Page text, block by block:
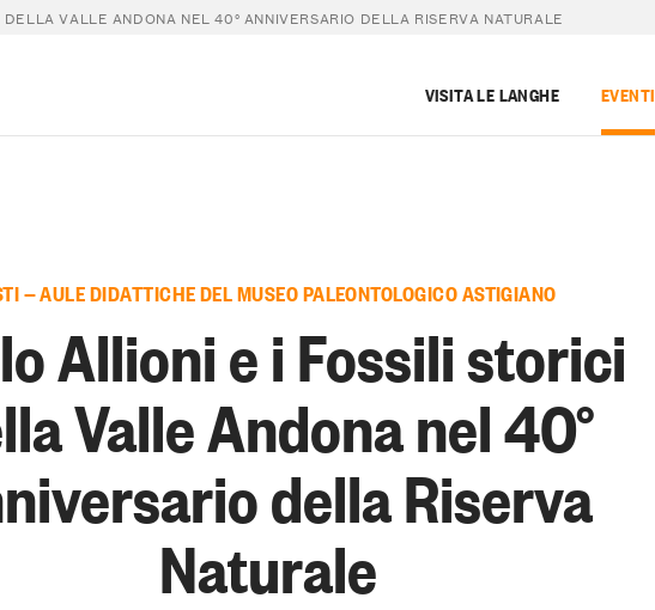
VALLE ANDONA NEL 40° ANNIVERSARIO DELLA RISERVA NATURALE
VISITA LE LANGHE EVENTI
— AULE DIDATTICHE DEL MUSEO PALEONTOLOGICO ASTIGIANO
Allioni e i Fossili storici
Valle Andona nel 40°
della Riserva
Naturale